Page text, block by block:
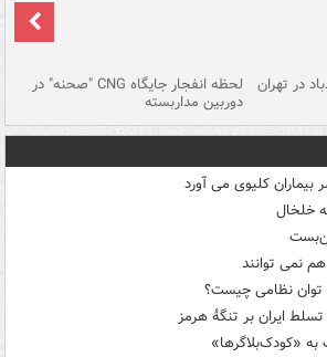
در تهران لحظه انفجار جایگاه CNG "صحنه" در
دوربین مداربسته
کلیوی می آورد
خلخال
نمی توانند
توان نظامی چیست؟
ایران بر تنگۀ هرمز
«کودک‌بلاگرها»